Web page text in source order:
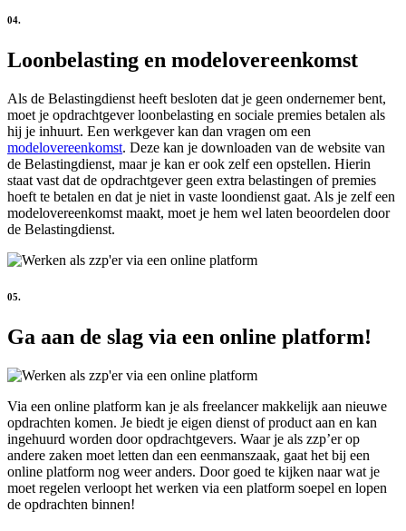
04.
Loonbelasting en modelovereenkomst
Als de Belastingdienst heeft besloten dat je geen ondernemer bent,
moet je opdrachtgever loonbelasting en sociale premies betalen als
hij je inhuurt. Een werkgever kan dan vragen om een
modelovereenkomst. Deze kan je downloaden van de website van
de Belastingdienst, maar je kan er ook zelf een opstellen. Hierin
staat vast dat de opdrachtgever geen extra belastingen of premies
hoeft te betalen en dat je niet in vaste loondienst gaat. Als je zelf een
modelovereenkomst maakt, moet je hem wel laten beoordelen door
de Belastingdienst.
05.
Ga aan de slag via een online platform!
Via een online platform kan je als freelancer makkelijk aan nieuwe
opdrachten komen. Je biedt je eigen dienst of product aan en kan
ingehuurd worden door opdrachtgevers. Waar je als zzp’er op
andere zaken moet letten dan een eenmanszaak, gaat het bij een
online platform nog weer anders. Door goed te kijken naar wat je
moet regelen verloopt het werken via een platform soepel en lopen
de opdrachten binnen!